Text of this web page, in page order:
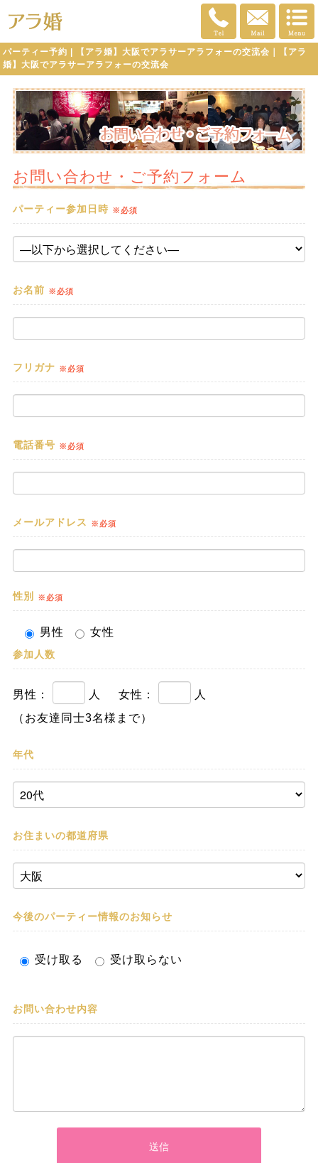
パーティー予約 | 【アラ婚】大阪でアラサーアラフォーの交流会｜【アラ
婚】大阪でアラサーアラフォーの交流会
お問い合わせ・ご予約フォーム
パーティー参加日時 ※必須
お名前 ※必須
フリガナ ※必須
電話番号 ※必須
メールアドレス ※必須
性別 ※必須
男性 女性
参加人数
男性： 人 女性：
人
（お友達同士3名様まで）
年代
お住まいの都道府県
今後のパーティー情報のお知らせ
受け取る 受け取らない
お問い合わせ内容